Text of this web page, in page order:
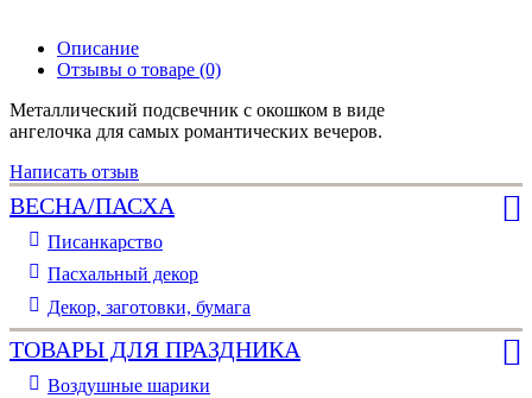
Описание
Отзывы о товаре (0)
Металлический подсвечник с окошком в виде
ангелочка для самых романтических вечеров.
Написать отзыв
ВЕСНА/ПАСХА
Писанкарство
Пасхальный декор
Декор, заготовки, бумага
ТОВАРЫ ДЛЯ ПРАЗДНИКА
Воздушные шарики